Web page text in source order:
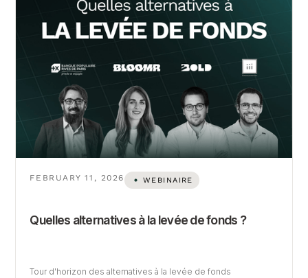
FEBRUARY 11, 2026 WEBINAIRE
Quelles alternatives à la levée de fonds ?
Tour d'horizon des alternatives à la levée de fonds